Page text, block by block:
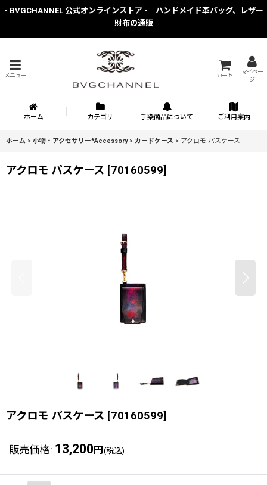
- BVGCHANNEL 公式オンラインストア - ハンドメイド革バッグ、レザー
財布の通販
メニュー カート
マイペー
ジ
ホーム カテゴリ 手染商品について ご利用案内
ホーム > 小物・アクセサリー*Accessory > カードケース > アクロモ パスケース
アクロモ パスケース [70160599]
アクロモ パスケース [70160599]
販売価格: 13,200 円 (税込)